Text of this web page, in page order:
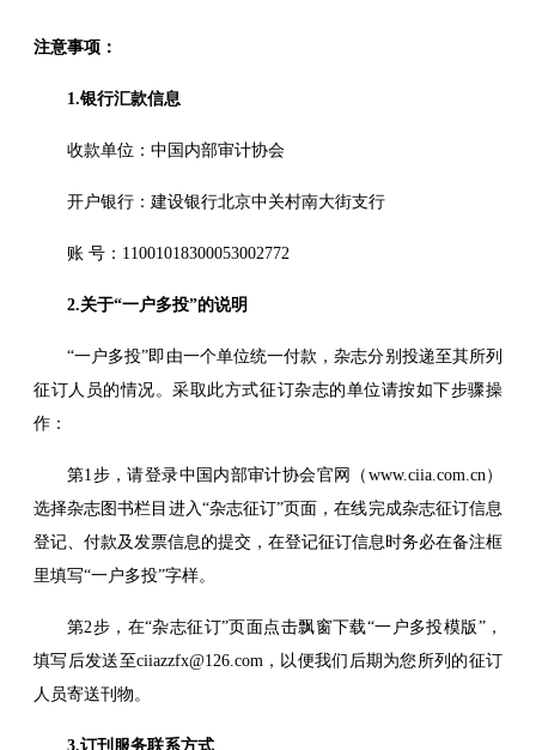
注意事项：
1.银行汇款信息
收款单位：中国内部审计协会
开户银行：建设银行北京中关村南大街支行
账 号：11001018300053002772
2.关于“一户多投”的说明
“一户多投”即由一个单位统一付款，杂志分别投递至其所列
征订人员的情况。采取此方式征订杂志的单位请按如下步骤操
作：
第1步，请登录中国内部审计协会官网（www.ciia.com.cn）
选择杂志图书栏目进入“杂志征订”页面，在线完成杂志征订信息
登记、付款及发票信息的提交，在登记征订信息时务必在备注框
里填写“一户多投”字样。
第2步，在“杂志征订”页面点击飘窗下载“一户多投模版”，
填写后发送至ciiazzfx@126.com，以便我们后期为您所列的征订
人员寄送刊物。
3.订刊服务联系方式